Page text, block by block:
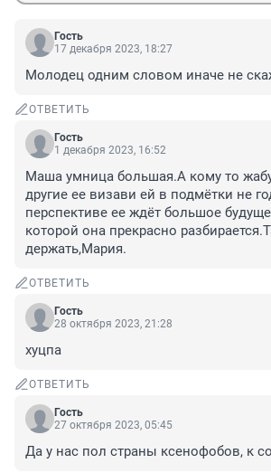
Гость
17 декабря 2023, 18:27
Молодец одним словом иначе не
ОТВЕТИТЬ
Гость
1 декабря 2023, 16:52
Маша умница большая.А кому то
другие ее визави ей в подмётки не
перспективе ее ждёт большое
которой она прекрасно
держать,Мария.
ОТВЕТИТЬ
Гость
28 октября 2023, 21:28
хуцпа
ОТВЕТИТЬ
Гость
27 октября 2023, 05:45
Да у нас пол страны ксенофобов, к